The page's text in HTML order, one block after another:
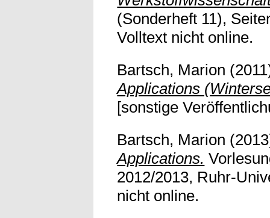
(Sonderheft 11),
Volltext nicht online.
Bartsch, Marion
Applications
[sonstige
Bartsch, Marion
Applications.
2012/2013, Ruhr-
nicht online.